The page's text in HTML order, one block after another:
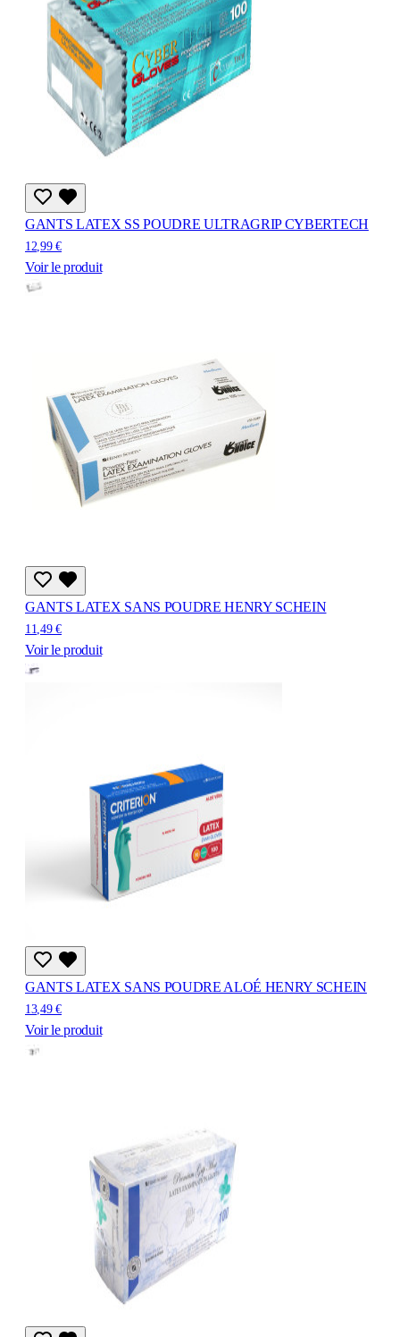
GANTS LATEX SS POUDRE ULTRAGRIP CYBERTECH
12,99 €
Voir le produit
GANTS LATEX SANS POUDRE HENRY SCHEIN
11,49 €
Voir le produit
GANTS LATEX SANS POUDRE ALOÉ HENRY SCHEIN
13,49 €
Voir le produit